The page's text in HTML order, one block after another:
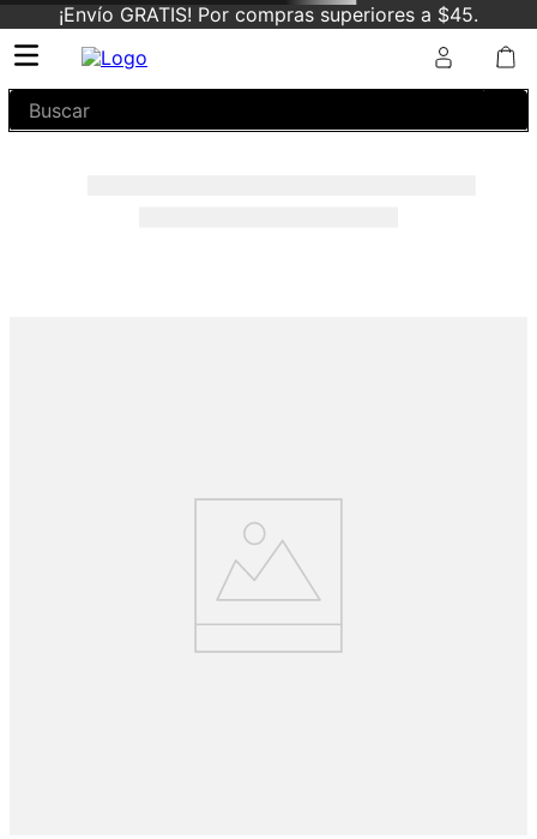
¡Envío GRATIS! Por compras superiores a $45.
Buscar